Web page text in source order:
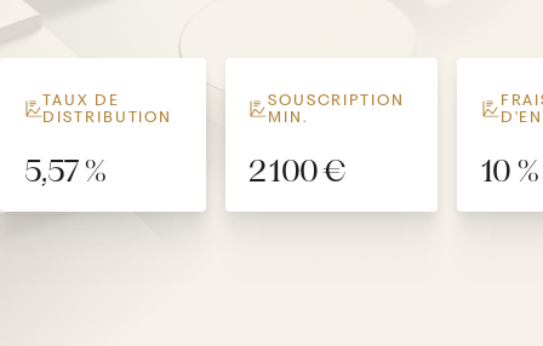
TAUX DE
DISTRIBUTION
5,57 %
SOUSCRIPTION
MIN.
2 100 € 10 %